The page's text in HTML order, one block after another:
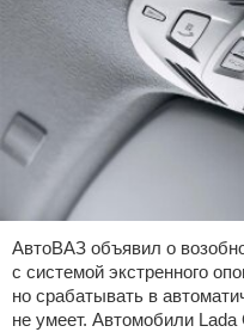
АвтоВАЗ объявил о
с системой экстренного
но срабатывать в
не умеет. Автомобили